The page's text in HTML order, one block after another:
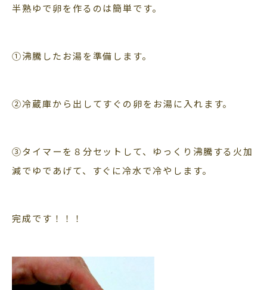
半熟ゆで卵を作るのは簡単です。
①沸騰したお湯を準備します。
②冷蔵庫から出してすぐの卵をお湯に入れます。
③タイマーを８分セットして、ゆっくり沸騰する火加
減でゆであげて、すぐに冷水で冷やします。
完成です！！！